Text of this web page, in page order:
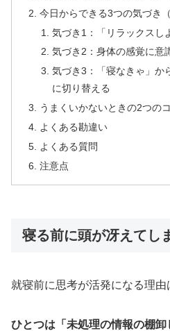
今日からできる3つの気づき
気づき1：「リラックスし
気づき2：身体の感覚に意
気づき3：「寝なきゃ」か
に切り替える
うまくいかないときの2つの
よくある勘違い
よくある質問
注意点
寝る前に頭が冴えてし
就寝前に思考が活発になる理由
ひとつは「未処理の情報の棚卸